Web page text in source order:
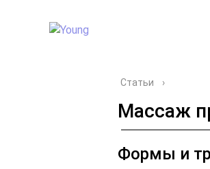
Статьи ›
Массаж
Формы и